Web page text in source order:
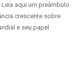
aqui um preâmbulo
crescente sobre
e seu papel